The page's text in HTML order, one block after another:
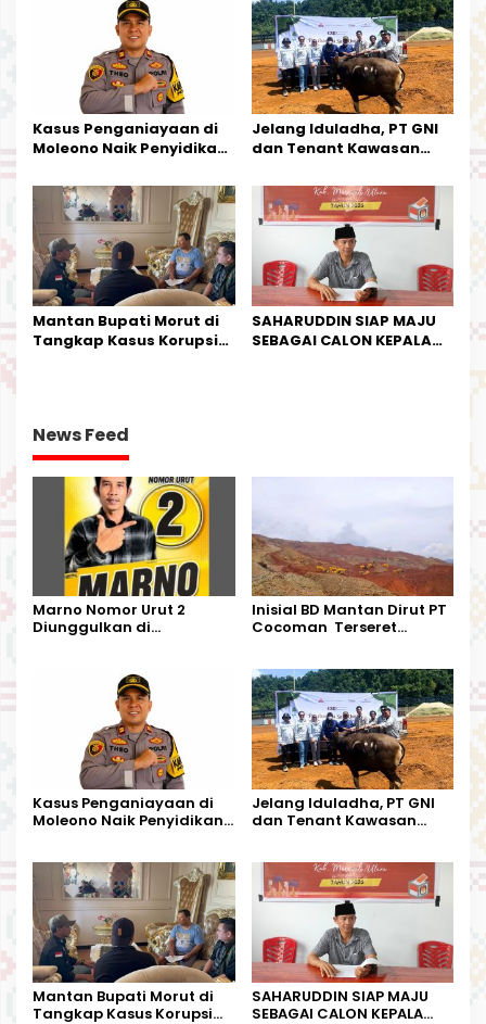
Harapan Warga
Kalimantan Barat
Kasus Penganiayaan di
Moleono Naik Penyidikan,
Kesempatan Terakhir
Jelang Iduladha, PT GNI
dan Tenant Kawasan
Kurban
Mantan Bupati Morut di
Tangkap Kasus Korupsi
SAHARUDDIN SIAP MAJU
SEBAGAI CALON KEPALA
News Feed
Marno Nomor Urut 2
Diunggulkan di
Harapan Warga
Inisial BD Mantan Dirut PT
Cocoman Terseret
Kalimantan Barat
Kasus Penganiayaan di
Moleono Naik Penyidikan,
Jelang Iduladha, PT GNI
dan Tenant Kawasan
Mantan Bupati Morut di
Tangkap Kasus Korupsi
SAHARUDDIN SIAP MAJU
SEBAGAI CALON KEPALA